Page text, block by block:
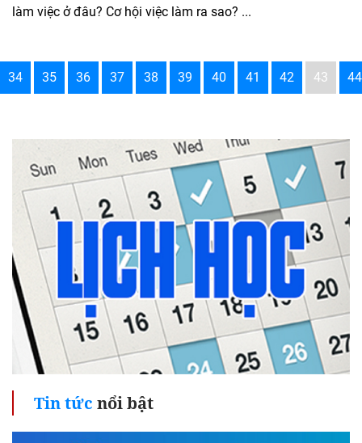
làm việc ở đâu? Cơ hội việc làm ra sao? ...
34 35 36 37 38 39 40 41 42 43 44
Tin tức nổi bật